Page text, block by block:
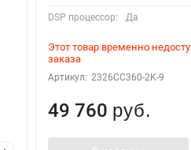
DSP процессор: Да
Этот товар временно
заказа
Артикул: 2326CC360-2K-9
49 760 руб.